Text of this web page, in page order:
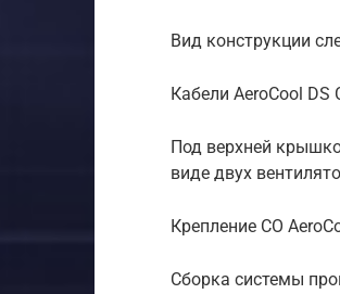
Вид конструкции
Кабели AeroCool DS
Под верхней
виде двух
Крепление СО
Сборка системы